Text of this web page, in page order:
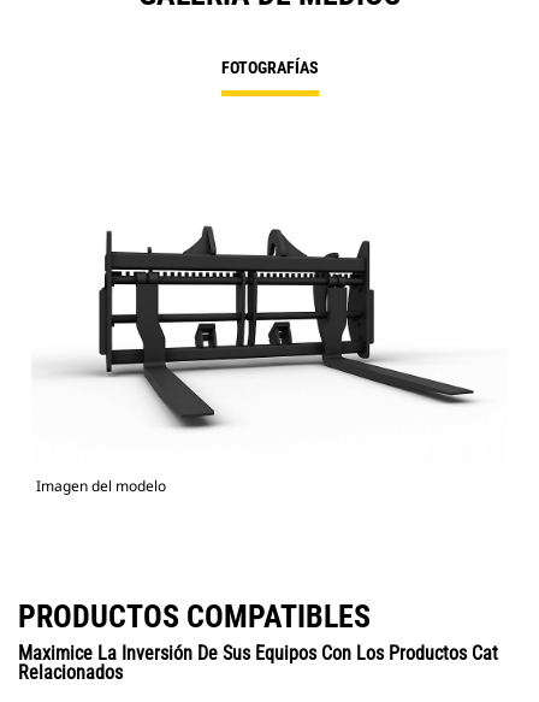
FOTOGRAFÍAS
Imagen del modelo
PRODUCTOS COMPATIBLES
Maximice La Inversión De Sus Equipos Con Los Productos Cat
Relacionados